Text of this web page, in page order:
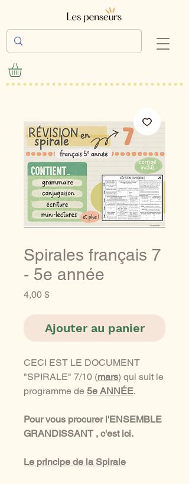
Spirales français 7
- 5e année
4,00 $Prix
Ajouter au panier
CECI EST LE DOCUMENT
"SPIRALE" 7/10 (mars) qui suit le
programme de 5e ANNÉE.
Pour vous procurer l'ENSEMBLE
GRANDISSANT , c'est ici.
Le principe de la Spirale